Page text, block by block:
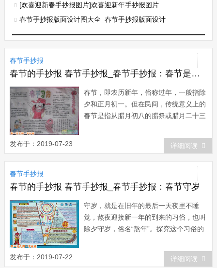
[欢喜迎新春手抄报图片]欢喜迎新年手抄报图片
春节手抄报版面设计图大全_春节手抄报版面设计
春节手抄报
春节的手抄报 春节手抄报_春节手抄报：春节是什么
春节，即农历新年，俗称过年，一般指除
夕和正月初一。但在民间，传统意义上的
春节是指从腊月初八的腊祭或腊月二十三
以除夕和正月初一为高潮。春节历史悠
久，起源于殷商时期年头岁尾的祭神祭祖
活动。在春节期间，中国的汉族和很多少
数民族都要举行各种活动以示庆祝。这些
活动均以祭...
发布于：2019-07-23 详细阅读
春节手抄报
春节的手抄报 春节手抄报_春节手抄报：春节守岁
守岁，就是在旧年的最后一天夜里不睡
觉，熬夜迎接新一年的到来的习俗，也叫
除夕守岁，俗名“熬年”。探究这个习俗的
古时期，有一种凶猛的怪兽，散居在深山
密林中，人们管它们叫“年”。它的形貌狰
发布于：2019-07-22 详细阅读